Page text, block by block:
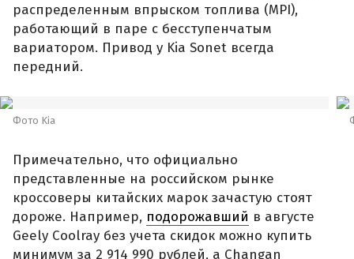
распределенным впрыском топлива (MPI),
работающий в паре с бесступенчатым
вариатором. Привод у Kia Sonet всегда
передний.
Фото Kia
Примечательно, что официально
представленные на российском рынке
кроссоверы китайских марок зачастую стоят
дороже. Например, подорожавший в августе
Geely Coolray без учета скидок можно купить
минимум за 2 914 990 рублей, а Changan